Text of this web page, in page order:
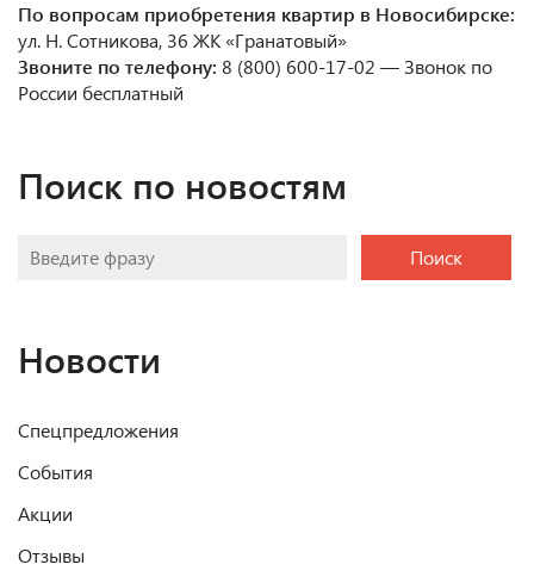
По вопросам приобретения квартир в Новосибирске:
ул. Н. Сотникова, 36 ЖК «Гранатовый»
Звоните по телефону: 8 (800) 600-17-02 — Звонок по
России бесплатный
Поиск по новостям
Поиск
Новости
Спецпредложения
События
Акции
Отзывы